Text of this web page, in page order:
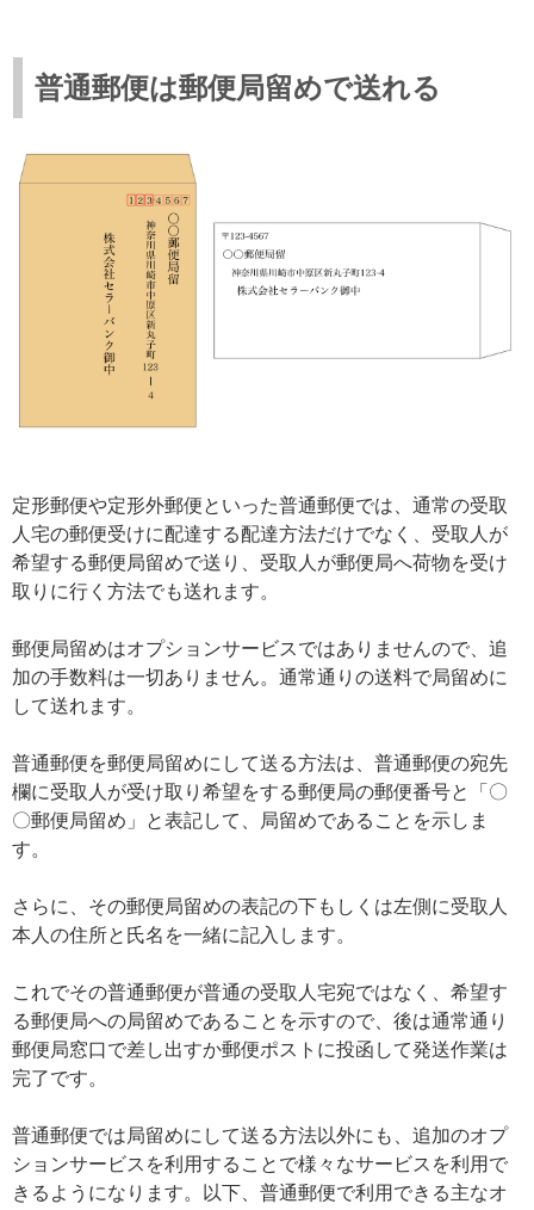
普通郵便は郵便局留めで送れる
定形郵便や定形外郵便といった普通郵便では、通常の受取
人宅の郵便受けに配達する配達方法だけでなく、受取人が
希望する郵便局留めで送り、受取人が郵便局へ荷物を受け
取りに行く方法でも送れます。
郵便局留めはオプションサービスではありませんので、追
加の手数料は一切ありません。通常通りの送料で局留めに
して送れます。
普通郵便を郵便局留めにして送る方法は、普通郵便の宛先
欄に受取人が受け取り希望をする郵便局の郵便番号と「〇
〇郵便局留め」と表記して、局留めであることを示しま
す。
さらに、その郵便局留めの表記の下もしくは左側に受取人
本人の住所と氏名を一緒に記入します。
これでその普通郵便が普通の受取人宅宛ではなく、希望す
る郵便局への局留めであることを示すので、後は通常通り
郵便局窓口で差し出すか郵便ポストに投函して発送作業は
完了です。
普通郵便では局留めにして送る方法以外にも、追加のオプ
ションサービスを利用することで様々なサービスを利用で
きるようになります。以下、普通郵便で利用できる主なオ